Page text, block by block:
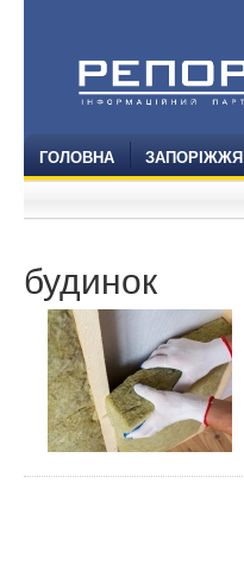
ГОЛОВНА ЗАПОРІЖЖЯ
будинок